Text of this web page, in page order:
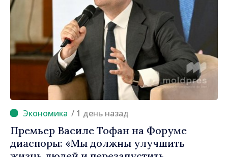
/ 1 день назад
Премьер Василе Тофан на Форуме
диаспоры: «Мы должны улучшить